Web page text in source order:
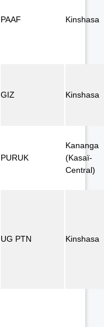
PAAF Kinshasa
GIZ Kinshasa
PURUK
Kananga
(Kasaï-
Central)
UG PTN Kinshasa